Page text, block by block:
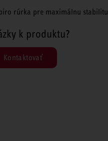
rúrka pre maximálnu stabilitu
k produktu?
Kontaktovať